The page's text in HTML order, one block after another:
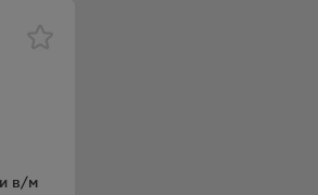
лишь в том случае, когда
в/м